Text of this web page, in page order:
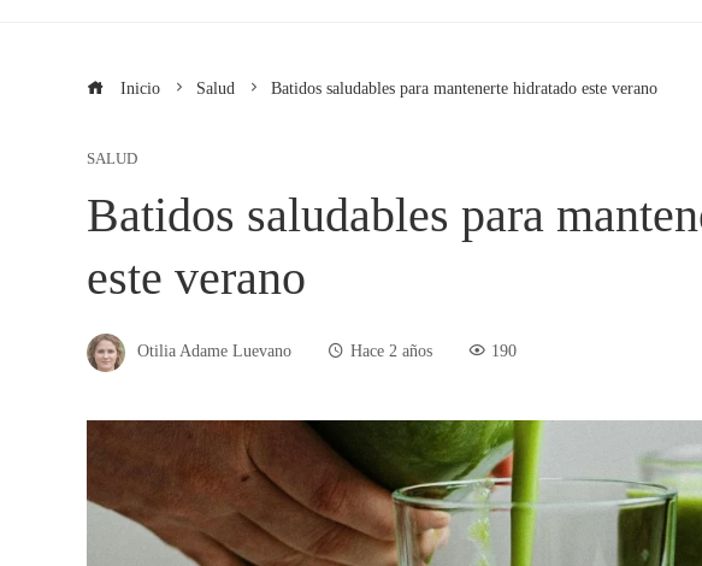
Inicio Salud Batidos saludables para mantenerte hidratado este verano
SALUD
Batidos saludables para
este verano
Otilia Adame Luevano Hace 2 años 190